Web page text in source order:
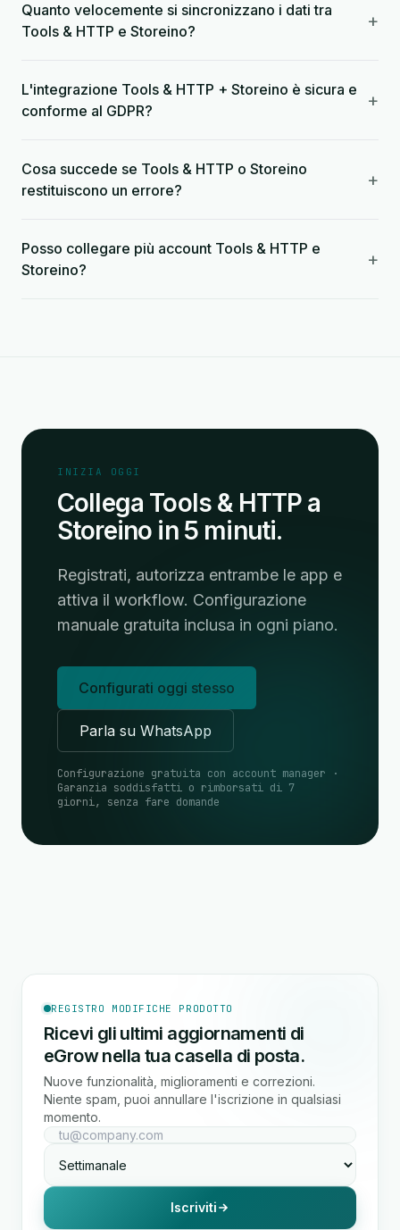
Quanto velocemente si sincronizzano i dati tra
Tools & HTTP e Storeino?
+
L'integrazione Tools & HTTP + Storeino è sicura e
conforme al GDPR?
+
Cosa succede se Tools & HTTP o Storeino
restituiscono un errore?
+
Posso collegare più account Tools & HTTP e
Storeino?
+
INIZIA OGGI
Collega Tools & HTTP a
Storeino in 5 minuti.
Registrati, autorizza entrambe le app e
attiva il workflow. Configurazione
manuale gratuita inclusa in ogni piano.
Configurati oggi stesso
Parla su WhatsApp
Configurazione gratuita con account manager ·
Garanzia soddisfatti o rimborsati di 7
giorni, senza fare domande
REGISTRO MODIFICHE PRODOTTO
Ricevi gli ultimi aggiornamenti di
eGrow nella tua casella di posta.
Nuove funzionalità, miglioramenti e correzioni.
Niente spam, puoi annullare l'iscrizione in qualsiasi
momento.
Iscriviti